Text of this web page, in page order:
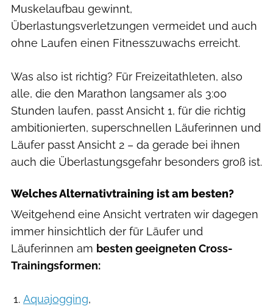
Muskelaufbau gewinnt,
Überlastungsverletzungen vermeidet und auch
ohne Laufen einen Fitnesszuwachs erreicht.
Was also ist richtig? Für Freizeitathleten, also
alle, die den Marathon langsamer als 3:00
Stunden laufen, passt Ansicht 1, für die richtig
ambitionierten, superschnellen Läuferinnen und
Läufer passt Ansicht 2 – da gerade bei ihnen
auch die Überlastungsgefahr besonders groß ist.
Welches Alternativtraining ist am besten?
Weitgehend eine Ansicht vertraten wir dagegen
immer hinsichtlich der für Läufer und
Läuferinnen am besten geeigneten Cross-
Trainingsformen:
Aquajogging,